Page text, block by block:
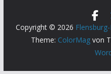
Copyright © 2026
Theme: ColorMag von